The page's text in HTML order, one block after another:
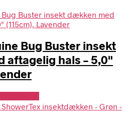
Bug Buster insekt
aftagelig hals – 5,0"